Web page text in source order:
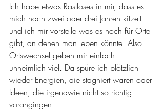
Ich habe etwas Rastloses in mir, dass es
mich nach zwei oder drei Jahren kitzelt
und ich mir vorstelle was es noch für Orte
gibt, an denen man leben könnte. Also
Ortswechsel geben mir einfach
unheimlich viel. Da spüre ich plötzlich
wieder Energien, die stagniert waren oder
Ideen, die irgendwie nicht so richtig
vorangingen.